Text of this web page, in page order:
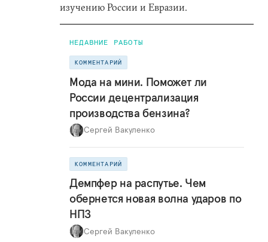
изучению России и Евразии.
НЕДАВНИЕ РАБОТЫ
КОММЕНТАРИЙ
Мода на мини. Поможет ли
России децентрализация
производства бензина?
Сергей Вакуленко
КОММЕНТАРИЙ
Демпфер на распутье. Чем
обернется новая волна ударов по
НПЗ
Сергей Вакуленко